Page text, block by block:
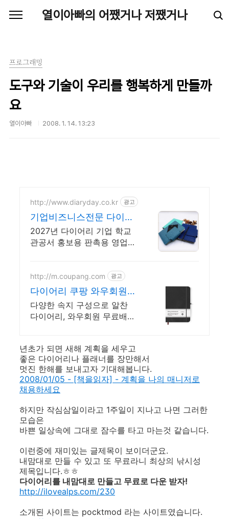
열이아빠의 어쨌거나 저쨌거나
프로그래밍
도구와 기술이 우리를 행복하게 만들까
요
열이아빠 2008. 1. 14. 13:23
http://www.diaryday.co.kr 광고
기업비즈니스전문 다이어
리데이 발주접수중
2027년 다이어리 기업 학교
관공서 홍보용 판촉용 영업용
http://m.coupang.com 광고
다이어리 쿠팡 와우회원
무제한 무료배송
다양한 속지 구성으로 알찬
다이어리, 와우회원 무료배송
년초가 되면 새해 계획을 세우고
좋은 다이어리나 플래너를 장만해서
멋진 한해를 보내고자 기대해봅니다.
2008/01/05 - [책을읽자] - 계획을 나의 매니저로
채용하세요
하지만 작심삼일이라고 1주일이 지나고 나면 그러한
모습은
바쁜 일상속에 그대로 잠수를 타고 마는것 같습니다.
이런중에 재미있는 글제목이 보이더군요.
내맘대로 만들 수 있고 또 무료라니 최상의 낚시성
제목입니다.ㅎㅎ
다이어리를 내맘대로 만들고 무료로 다운 받자!
http://ilovealps.com/230
소개된 사이트는 pocktmod 라는 사이트였습니다.